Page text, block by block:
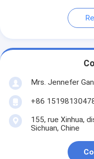
Mrs. Jennefer Gan
+86
155, rue Xinhua,
Sichuan, Chine